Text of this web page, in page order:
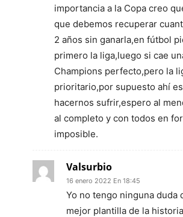
importancia a la Copa creo
que debemos recuperar
2 años sin ganarla,en fútbol
primero la liga,luego si cae
Champions perfecto,pero la
prioritario,por supuesto ahí
hacernos sufrir,espero al
al completo y con todos en
imposible.
Valsurbio
16 enero 2022 En 18:45
Yo no tengo ninguna duda
mejor plantilla de la